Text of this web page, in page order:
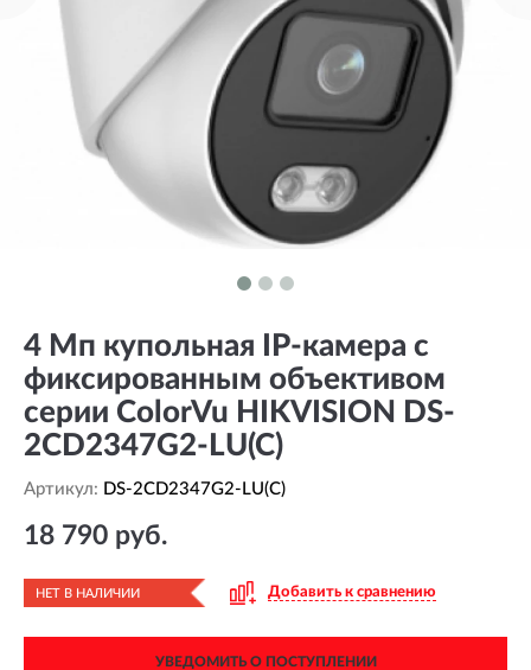
4 Мп купольная IP-камера с
фиксированным объективом
серии ColorVu HIKVISION DS-
2CD2347G2-LU(C)
Артикул: DS-2CD2347G2-LU(C)
18 790 руб.
НЕТ В НАЛИЧИИ Добавить к сравнению
УВЕДОМИТЬ О ПОСТУПЛЕНИИ